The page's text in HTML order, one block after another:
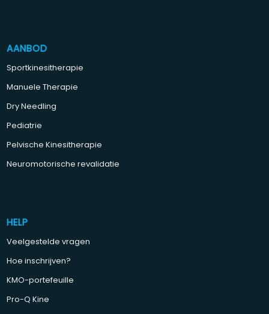
AANBOD
Sportkinesitherapie
Manuele Therapie
Dry Needling
Pediatrie
Pelvische Kinesitherapie
Neuromotorische revalidatie
HELP
Veelgestelde vragen
Hoe inschrijven?
KMO-portefeuille
Pro-Q Kine